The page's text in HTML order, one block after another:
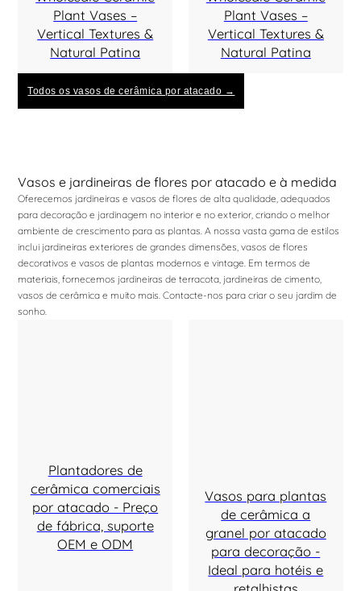
Plant Vases –
Vertical Textures &
Natural Patina
Plant Vases –
Vertical Textures &
Natural Patina
Todos os vasos de cerâmica por atacado →
Vasos e jardineiras de flores por atacado e à medida
Oferecemos jardineiras e vasos de flores de alta qualidade, adequados
para decoração e jardinagem no interior e no exterior, criando o melhor
ambiente de crescimento para as plantas. A nossa vasta gama de estilos
inclui jardineiras exteriores de grandes dimensões, vasos de flores
decorativos e vasos de plantas modernos e vintage. Em termos de
materiais, fornecemos jardineiras de terracota, jardineiras de cimento,
vasos de cerâmica e muito mais. Contacte-nos para criar o seu jardim de
sonho.
Plantadores de
cerâmica comerciais
por atacado - Preço
de fábrica, suporte
OEM e ODM
Vasos para plantas
de cerâmica a
granel por atacado
para decoração -
Ideal para hotéis e